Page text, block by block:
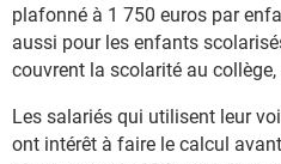
plafonné à 1 750 euros par
aussi pour les enfants
couvrent la scolarité au
Les salariés qui utilisent leur
ont intérêt à faire le calcul